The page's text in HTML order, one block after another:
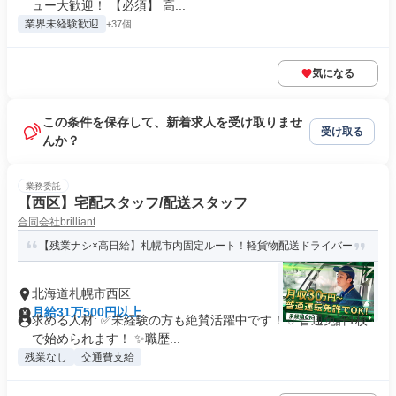
ュー大歓迎！ 【必須】 高...
業界未経験歓迎 +37個
気になる
この条件を保存して、新着求人を受け取りませ
んか？
受け取る
業務委託
【西区】宅配スタッフ/配送スタッフ
合同会社brilliant
【残業ナシ×高日給】札幌市内固定ルート！軽貨物配送ドライバー
北海道札幌市西区
月給31万500円以上
求める人材: ✅未経験の方も絶賛活躍中です！ ✅普通免許1枚
で始められます！ ✨職歴...
残業なし 交通費支給